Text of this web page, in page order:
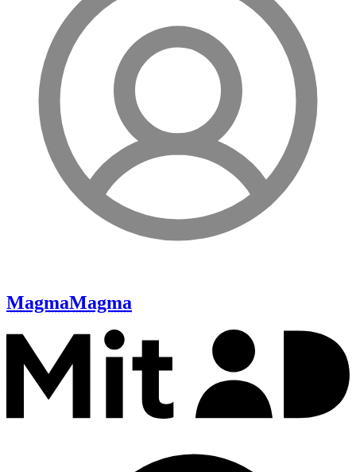
MagmaMagma